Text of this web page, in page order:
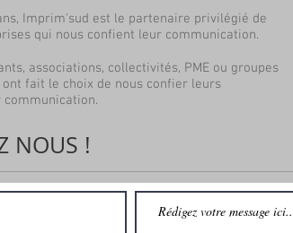
Imprim'sud est le partenaire privilégié de
qui nous confient leur communication.
associations, collectivités, PME ou groupes
fait le choix de nous confier leurs
NOUS !